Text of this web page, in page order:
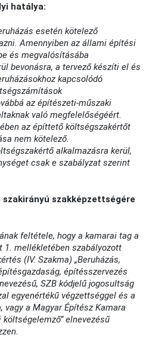
hatálya:
esetén kötelező
Amennyiben az állami építési
és megvalósításába
bevonásra, a tervező készíti el és
kapcsolódó
az építészeti-műszaki
való megfelelőségéért.
az építtető költségszakértőt
nem kötelező.
alkalmazásra kerül,
csak e szabályzat szerint
szakképzettségére
feltétele, hogy a kamarai tag a
1. mellékletében szabályozott
(IV. Szakma) „Beruházás,
építésszervezés
SZB kódjelű jogosultság
egyenértékű végzettséggel és a
vagy a Magyar Építész Kamara
elnevezésű